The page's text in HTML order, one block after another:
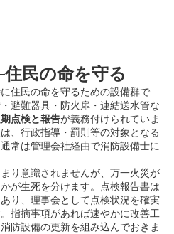
民の命を守る
住民の命を守るための設備群で
避難器具・防火扉・連結送水管な
点検と報告が義務付けられていま
、行政指導・罰則等の対象となる
常は管理会社経由で消防設備士に
り意識されませんが、万一火災が
が生死を分けます。点検報告書は
り、理事会として点検状況を確実
指摘事項があれば速やかに改善工
防設備の更新を組み込んでおきま